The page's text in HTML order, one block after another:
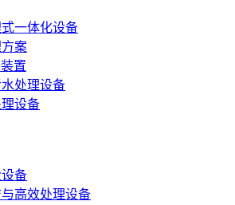
一体化设备
案
置
处理设备
设备
备
高效处理设备